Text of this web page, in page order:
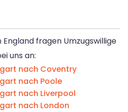
fragen Umzugswillige
uns an:
nach Coventry
nach Poole
nach Liverpool
nach London